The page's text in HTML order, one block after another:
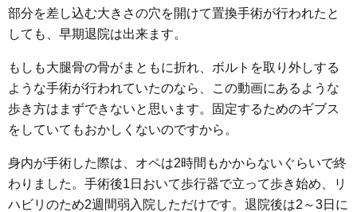
部分を差し込む大きさの穴を開けて置換手術が行われたと
しても、早期退院は出来ます。
もしも大腿骨の骨がまともに折れ、ボルトを取り外しする
ような手術が行われていたのなら、この動画にあるような
歩き方はまずできないと思います。固定するためのギブス
をしていてもおかしくないのですから。
身内が手術した際は、オペは2時間もかからないぐらいで終
わりました。手術後1日おいて歩行器で立って歩き始め、リ
ハビリのため2週間弱入院しただけです。退院後は2～3日に